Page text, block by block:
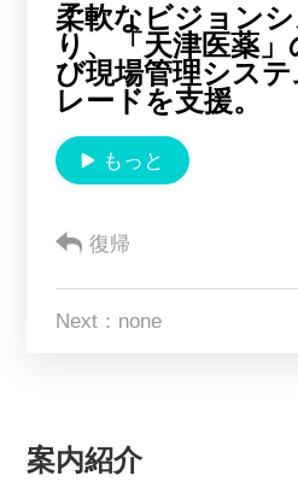
CN EN KR
DE
柔軟なビジョン
り、「天津医薬
び現場管理シス
レードを支援。
もっと
復帰
Next：none
案内紹介